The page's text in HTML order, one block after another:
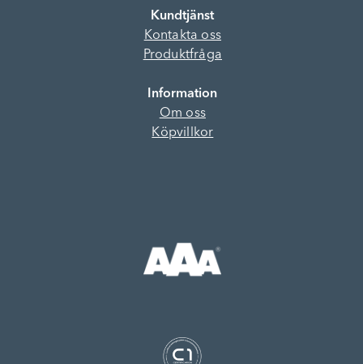
Kundtjänst
Kontakta oss
Produktfråga
Information
Om oss
Köpvillkor